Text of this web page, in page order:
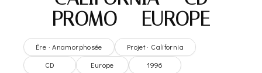
PROMO – EUROPE
Ère · Anamorphosée
Projet · California
CD
Europe 1996